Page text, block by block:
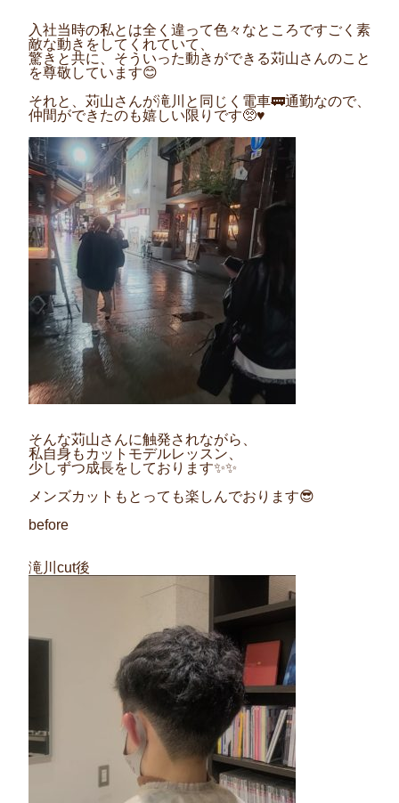
入社当時の私とは全く違って色々なところですごく素
敵な動きをしてくれていて、
驚きと共に、そういった動きができる苅山さんのこと
を尊敬しています😊
それと、苅山さんが滝川と同じく電車🚃通勤なので、
仲間ができたのも嬉しい限りです🥺♥️
そんな苅山さんに触発されながら、
私自身もカットモデルレッスン、
少しずつ成長をしております✨✨
メンズカットもとっても楽しんでおります😎
before
滝川cut後